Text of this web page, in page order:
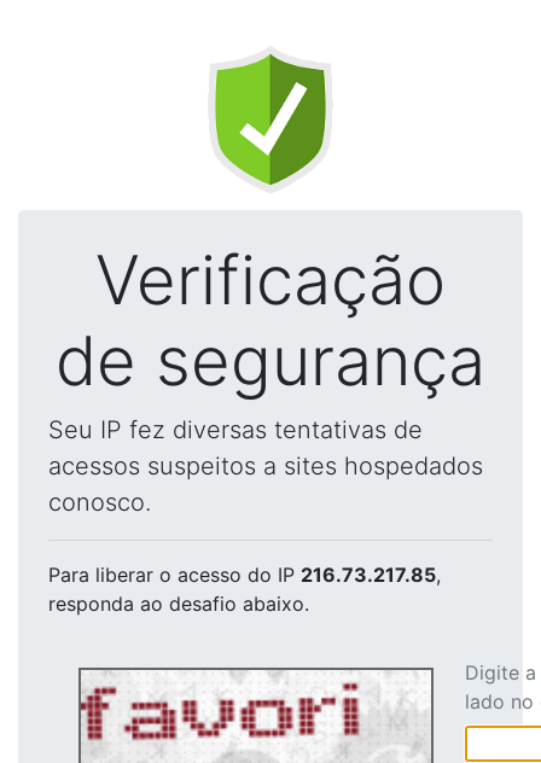
Verificação
de segurança
Seu IP fez diversas tentativas de
acessos suspeitos a sites hospedados
conosco.
Para liberar o acesso do IP 216.73.217.85,
responda ao desafio abaixo.
Digite
lado no